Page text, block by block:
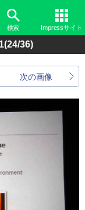
検索 Impressサイト
(24/36)
次の画像